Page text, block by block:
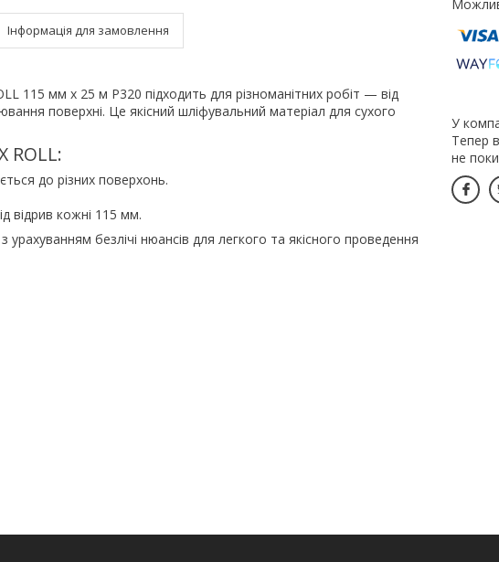
Інформація для замовлення
115 мм х 25 м Р320 підходить для різноманітних робіт — від
поверхні. Це якісний шліфувальний матеріал для сухого
ROLL:
до різних поверхонь.
відрив кожні 115 мм.
урахуванням безлічі нюансів для легкого та якісного проведення
У
Тепер
не